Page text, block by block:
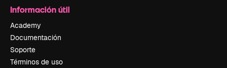
Información útil
Academy
Documentación
Soporte
Términos de uso